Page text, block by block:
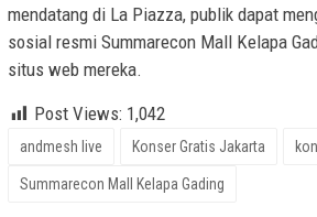
mendatang di La Piazza, publik dapat
sosial resmi Summarecon Mall Kelapa
situs web mereka.
Post Views: 1,042
andmesh live Konser Gratis Jakarta
Summarecon Mall Kelapa Gading